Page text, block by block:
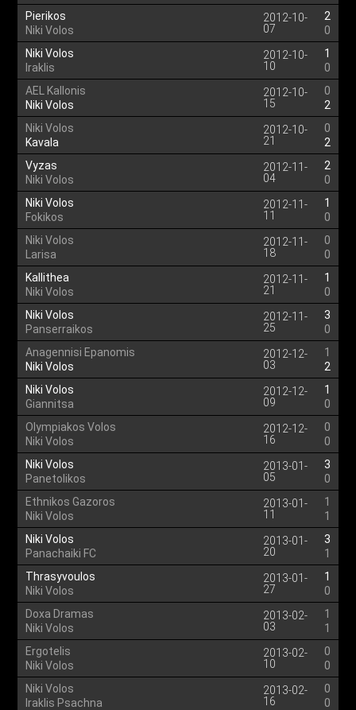
Pierikos
Niki Volos
2012-10-
07
2
0
Niki Volos
Iraklis
2012-10-
10
1
0
AEL Kallonis
Niki Volos
2012-10-
15
0
2
Niki Volos
Kavala
2012-10-
21
0
2
Vyzas
Niki Volos
2012-11-
04
2
0
Niki Volos
Fokikos
2012-11-
11
1
0
Niki Volos
Larisa
2012-11-
18
0
0
Kallithea
Niki Volos
2012-11-
21
1
0
Niki Volos
Panserraikos
2012-11-
25
3
0
Anagennisi Epanomis
Niki Volos
2012-12-
03
1
2
Niki Volos
Giannitsa
2012-12-
09
1
0
Olympiakos Volos
Niki Volos
2012-12-
16
0
0
Niki Volos
Panetolikos
2013-01-
05
3
0
Ethnikos Gazoros
Niki Volos
2013-01-
11
1
1
Niki Volos
Panachaiki FC
2013-01-
20
3
1
Thrasyvoulos
Niki Volos
2013-01-
27
1
0
Doxa Dramas
Niki Volos
2013-02-
03
1
1
Ergotelis
Niki Volos
2013-02-
10
0
0
Niki Volos
Iraklis Psachna
2013-02-
16
0
0